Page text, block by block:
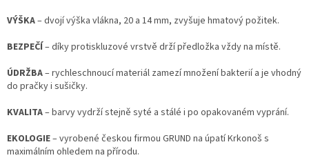
VÝŠKA– dvojí výška vlákna, 20 a 14 mm, zvyšuje hmatový požitek.
BEZPEČÍ– díky protiskluzové vrstvě drží předložka vždy na místě.
ÚDRŽBA– rychleschnoucí materiál zamezí množení bakterií a je vhodný
do pračky i sušičky.
KVALITA– barvy vydrží stejně syté a stálé i po opakovaném vyprání.
EKOLOGIE– vyrobené českou firmou GRUND na úpatí Krkonoš s
maximálním ohledem na přírodu.